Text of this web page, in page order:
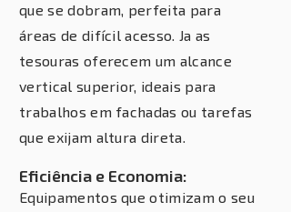
que se dobram, perfeita para
áreas de difícil acesso. Ja as
tesouras oferecem um alcance
vertical superior, ideais para
trabalhos em fachadas ou tarefas
que exijam altura direta.
Eficiência e Economia:
Equipamentos que otimizam o seu